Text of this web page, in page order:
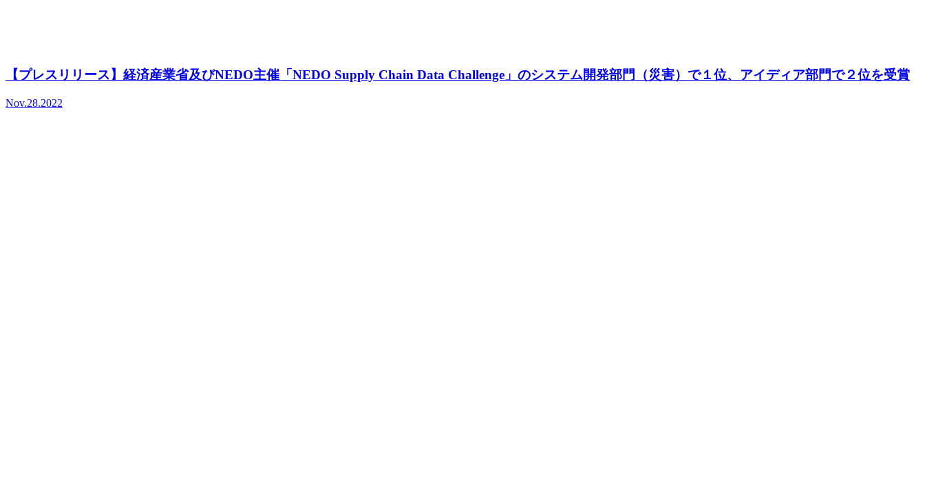
【プレスリリース】経済産業省及びNEDO主催「NEDO Supply Chain Data Challenge」のシステム開発部門（災害）で１位、アイディア部門で２位を受賞
Nov.28.2022